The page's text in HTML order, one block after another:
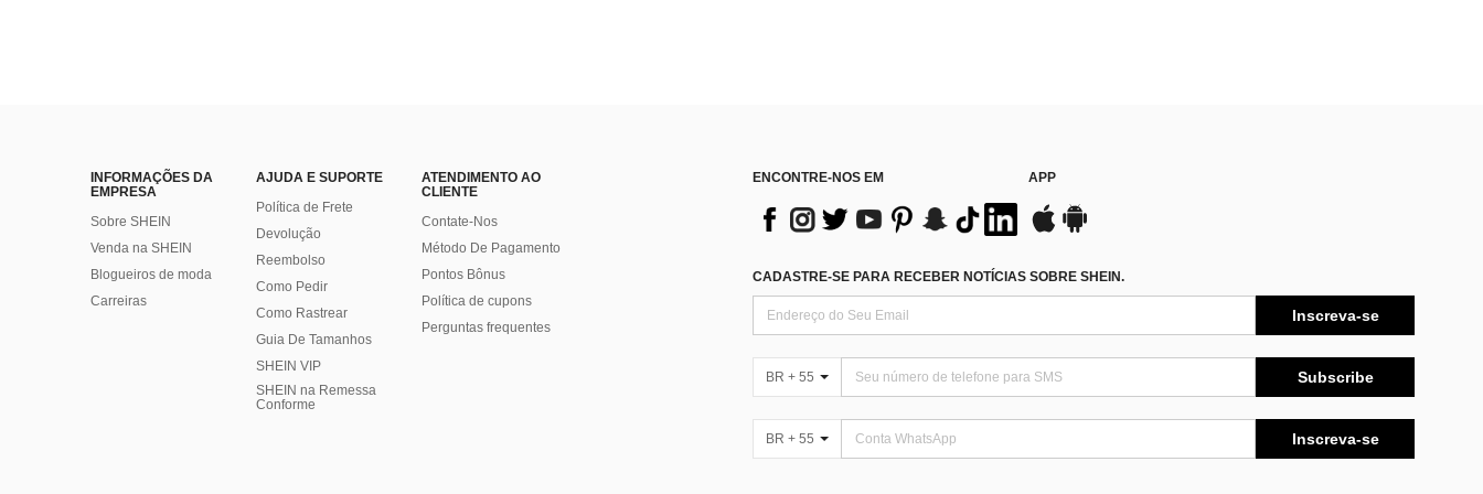
INFORMAÇÕES DA
EMPRESA
Sobre SHEIN
Venda na SHEIN
Blogueiros de moda
Carreiras
AJUDA E SUPORTE
Política de Frete
Devolução
Reembolso
Como Pedir
Como Rastrear
Guia De Tamanhos
SHEIN VIP
SHEIN na Remessa
Conforme
ATENDIMENTO AO
CLIENTE
Contate-Nos
Método De Pagamento
Pontos Bônus
Política de cupons
Perguntas frequentes
ENCONTRE-NOS EM APP
CADASTRE-SE PARA RECEBER NOTÍCIAS SOBRE SHEIN.
Inscreva-se
BR + 55 Subscribe
BR + 55 Inscreva-se